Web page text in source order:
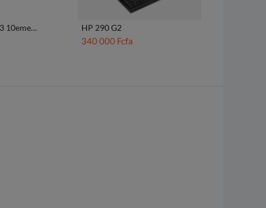
10eme
HP 290 G2
340 000 Fcfa